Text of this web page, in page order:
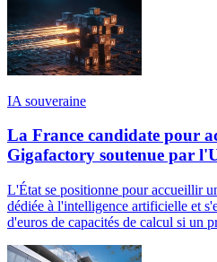
IA souveraine
La France candidate pour
Gigafactory soutenue par
L'État se positionne pour accueillir
dédiée à l'intelligence artificielle et
d'euros de capacités de calcul si un